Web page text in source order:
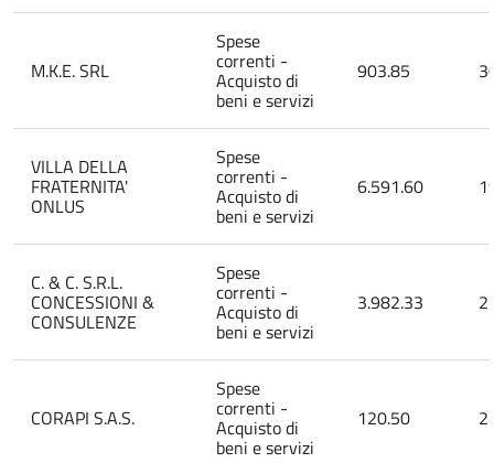
M.K.E. SRL
Spese
correnti -
Acquisto di
beni e servizi
903.85
VILLA DELLA
FRATERNITA'
ONLUS
Spese
correnti -
Acquisto di
beni e servizi
6.591.60
C. & C. S.R.L.
CONCESSIONI &
CONSULENZE
Spese
correnti -
Acquisto di
beni e servizi
3.982.33
CORAPI S.A.S.
Spese
correnti -
Acquisto di
beni e servizi
120.50